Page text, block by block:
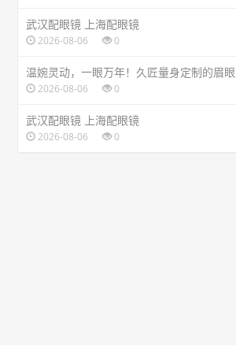
武汉配眼镜 上海配眼镜
2026-08-06 0
温婉灵动，一眼万年！久匠量身定制的眉眼
2026-08-06 0
武汉配眼镜 上海配眼镜
2026-08-06 0